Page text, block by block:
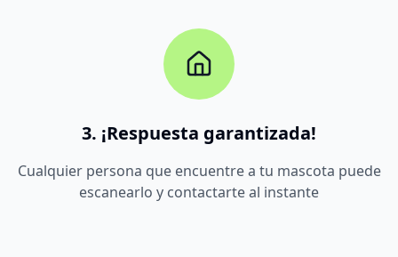
3. ¡Respuesta garantizada!
Cualquier persona que encuentre a tu mascota puede
escanearlo y contactarte al instante